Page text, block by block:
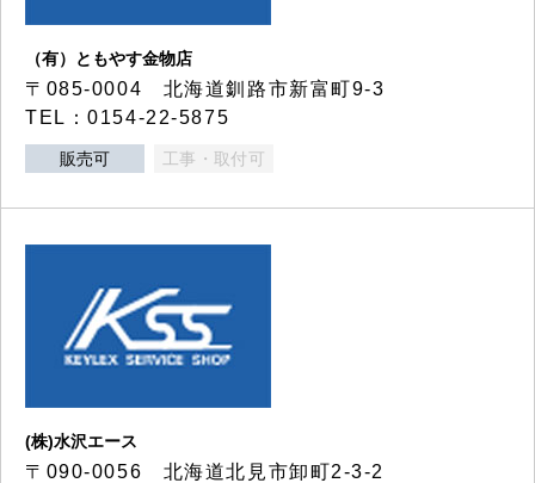
（有）ともやす金物店
〒085-0004 北海道釧路市新富町9-3
TEL：0154-22-5875
販売可 工事・取付可
(株)水沢エース
〒090-0056 北海道北見市卸町2-3-2